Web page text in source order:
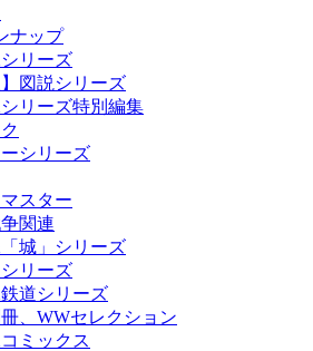
リーズ
図説シリーズ
リーズ特別編集
シリーズ
スター
関連
城」シリーズ
リーズ
道シリーズ
、WWセレクション
ミックス